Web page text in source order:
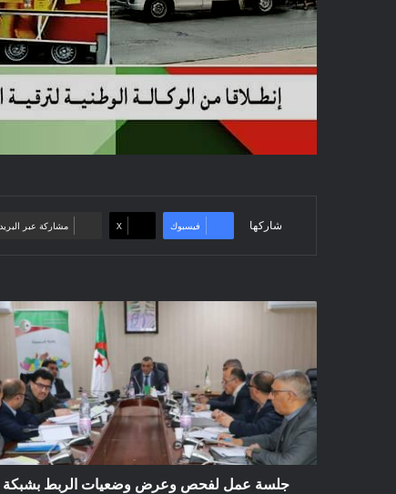
شاركها فيسبوك ‫X مشاركة عبر البريد
جلسة
وعرض
وضعيات
الربط
بشبكة
الكهرباء
والغاز
جلسة عمل لفحص وعرض وضعيات الربط بشبكة